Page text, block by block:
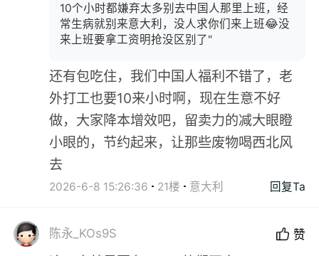
10个小时都嫌弃太多别去中国人那里上班，经
常生病就别来意大利，没人求你们来上班😂没
来上班要拿工资明抢没区别了"
还有包吃住，我们中国人福利不错了，老
外打工也要10来小时啊，现在生意不好
做，大家降本增效吧，留卖力的减大眼瞪
小眼的，节约起来，让那些废物喝西北风
去
2026-6-8 15:26:36 21楼 意大利 回复Ta
陈永_KOs9S 赞